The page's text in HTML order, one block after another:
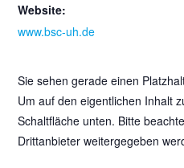
Website:
www.bsc-uh.de
Sie sehen gerade einen
Um auf den eigentlichen Inhalt
Schaltfläche unten. Bitte
Drittanbieter weitergegeben